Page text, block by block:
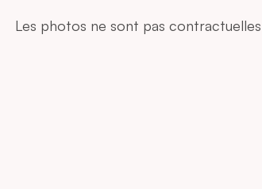
Les photos ne sont pas contractuelles